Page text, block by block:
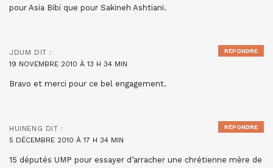
pour Asia Bibi que pour Sakineh Ashtiani.
JDUM DIT :
19 NOVEMBRE 2010 À 13 H 34 MIN
Bravo et merci pour ce bel engagement.
RÉPONDRE
HUINENG DIT :
5 DÉCEMBRE 2010 À 17 H 34 MIN
15 députés UMP pour essayer d’arracher une chrétienne mère de
RÉPONDRE